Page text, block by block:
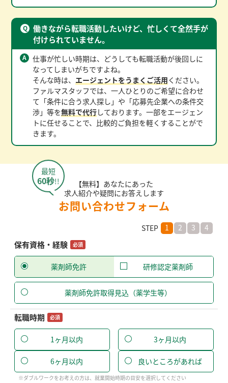
働きながら転職活動したいけど、忙しくて全然手が
付けられていません。
仕事が忙しい時期は、どうしても転職活動が後回しに
なってしまいがちですよね。
そんな時は、 エージェントをうまくご活用 ください。
ファルマスタッフでは、一人ひとりのご希望に合わせ
て「条件に合う求人探し」や「応募先企業への条件交
渉」等を無料で代行しております。一部をエージェン
トに任せることで、比較的ご負担を軽くすることがで
きます。
【無料】あなたにあった
求人紹介や疑問にお答えします
お問い合わせフォーム
最短
60秒!!
STEP 1 2 3 4
保有資格・経験 必須
薬剤師免許 研修認定薬剤師
薬剤師免許取得見込（薬学生等）
転職時期 必須
1ヶ月以内 3ヶ月以内
6ヶ月以内 良いところがあれば
※ダブルワークをお考えの方は、就業開始時期の目安を選択してください